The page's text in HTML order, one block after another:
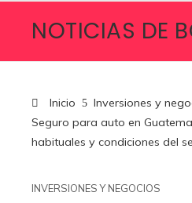
NOTICIAS DE
Inicio
Inversiones y
Seguro para auto en
habituales y condiciones del
INVERSIONES Y NEGOCIOS